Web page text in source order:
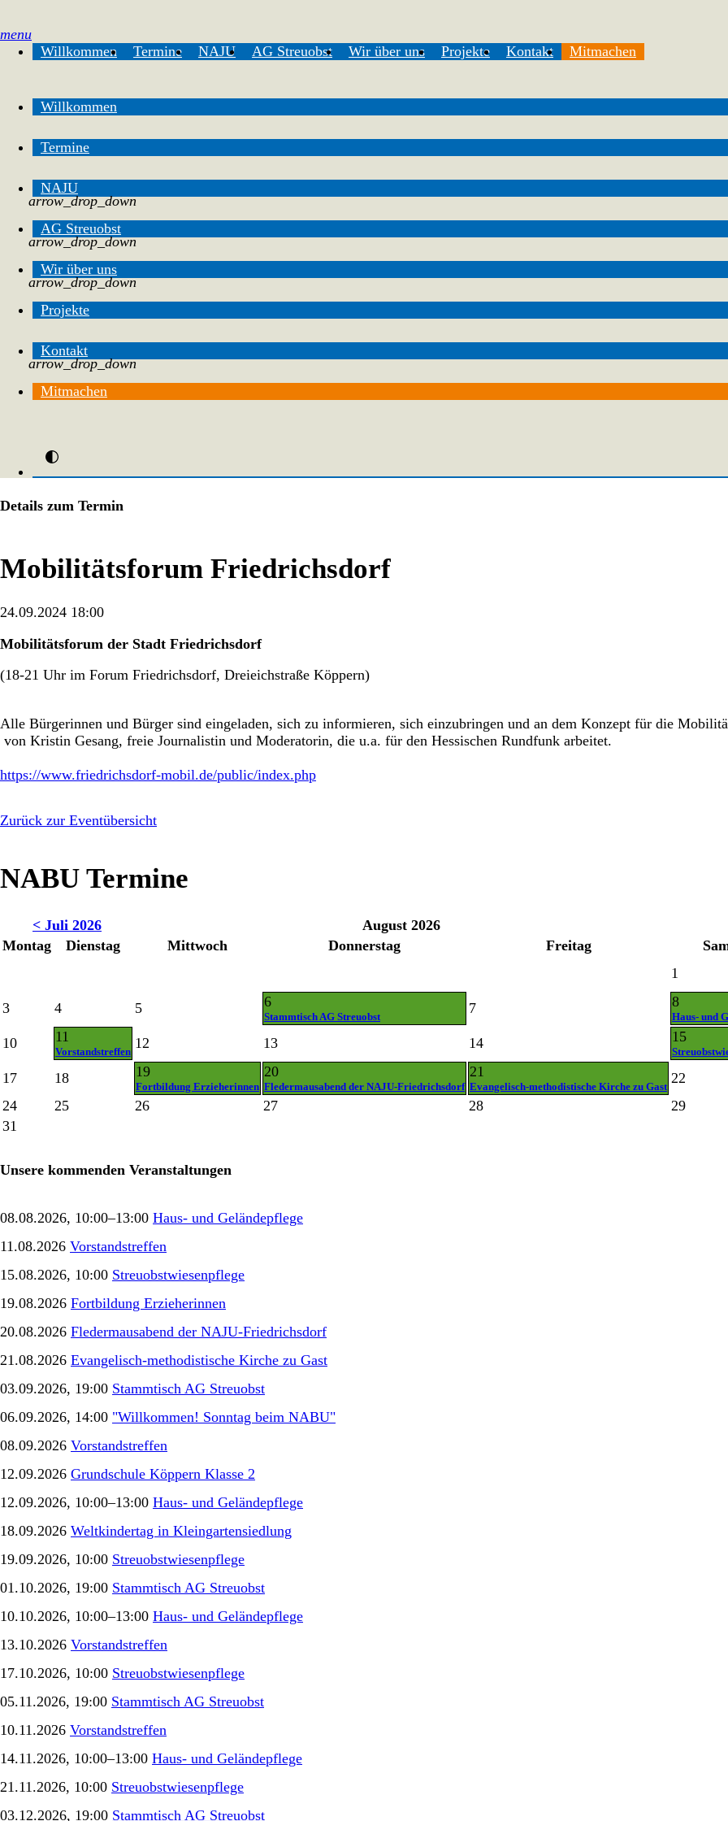
menu
Willkommen
Termine NAJU AG Streuobst Wir über uns Projekte Kontakt Mitmachen
Willkommen
Termine
NAJU
AG Streuobst
arrow_drop_down
Wir über uns
arrow_drop_down
Projekte
arrow_drop_down
Kontakt
Mitmachen
arrow_drop_down
Details zum Termin
Mobilitätsforum Friedrichsdorf
24.09.2024 18:00
Mobilitätsforum der Stadt Friedrichsdorf
(18-21 Uhr im Forum Friedrichsdorf, Dreieichstraße Köppern)
Alle Bürgerinnen und Bürger sind eingeladen, sich zu informieren, sich einzubringen und an dem Konzept für die
von Kristin Gesang, freie Journalistin und Moderatorin, die u.a. für den Hessischen Rundfunk arbeitet.
https://www.friedrichsdorf-mobil.de/public/index.php
Zurück zur Eventübersicht
NABU Termine
< Juli 2026
August 2026
Montag
Dienstag Mittwoch Donnerstag Freitag
1
3 4 5 6
Stammtisch AG Streuobst
7 8
Haus- und
10 11
Vorstandstreffen
12 13 14 15
17 18 19
Fortbildung Erzieherinnen
20
Fledermausabend der NAJU-Friedrichsdorf
21
Evangelisch-methodistische Kirche zu Gast
22
24
25 26 27 28
29
31
Unsere kommenden Veranstaltungen
08.08.2026, 10:00–13:00 Haus- und Geländepflege
11.08.2026 Vorstandstreffen
15.08.2026, 10:00 Streuobstwiesenpflege
19.08.2026 Fortbildung Erzieherinnen
20.08.2026 Fledermausabend der NAJU-Friedrichsdorf
21.08.2026 Evangelisch-methodistische Kirche zu Gast
03.09.2026, 19:00 Stammtisch AG Streuobst
06.09.2026, 14:00 "Willkommen! Sonntag beim NABU"
08.09.2026 Vorstandstreffen
12.09.2026 Grundschule Köppern Klasse 2
12.09.2026, 10:00–13:00 Haus- und Geländepflege
18.09.2026 Weltkindertag in Kleingartensiedlung
19.09.2026, 10:00 Streuobstwiesenpflege
01.10.2026, 19:00 Stammtisch AG Streuobst
10.10.2026, 10:00–13:00 Haus- und Geländepflege
13.10.2026 Vorstandstreffen
17.10.2026, 10:00 Streuobstwiesenpflege
05.11.2026, 19:00 Stammtisch AG Streuobst
10.11.2026 Vorstandstreffen
14.11.2026, 10:00–13:00 Haus- und Geländepflege
21.11.2026, 10:00 Streuobstwiesenpflege
03.12.2026, 19:00 Stammtisch AG Streuobst